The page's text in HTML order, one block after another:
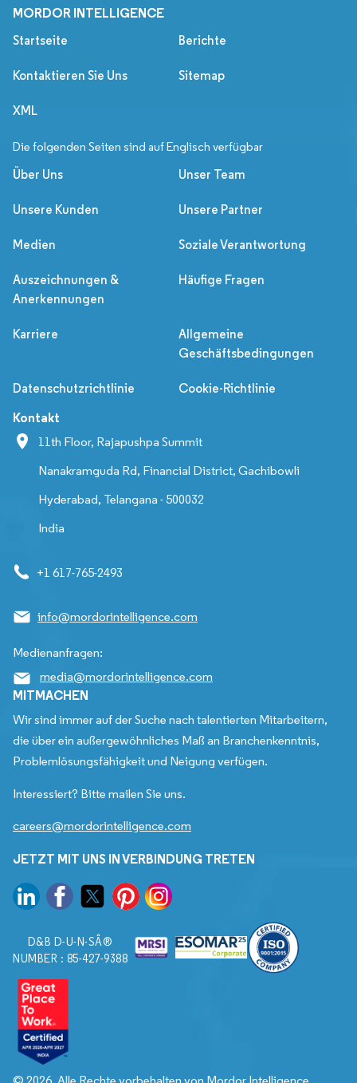
MORDOR INTELLIGENCE
Startseite Berichte
Kontaktieren Sie Uns Sitemap
XML
Die folgenden Seiten sind auf Englisch verfügbar
Über Uns Unser Team
Unsere Kunden Unsere Partner
Medien Soziale Verantwortung
Auszeichnungen &
Anerkennungen
Häufige Fragen
Karriere
Allgemeine
Geschäftsbedingungen
Datenschutzrichtlinie Cookie-Richtlinie
Kontakt
11th Floor, Rajapushpa Summit
Nanakramguda Rd, Financial District, Gachibowli
Hyderabad, Telangana - 500032
India
+1 617-765-2493
info@mordorintelligence.com
Medienanfragen:
media@mordorintelligence.com
MITMACHEN
Wir sind immer auf der Suche nach talentierten Mitarbeitern,
die über ein außergewöhnliches Maß an Branchenkenntnis,
Problemlösungsfähigkeit und Neigung verfügen.
Interessiert? Bitte mailen Sie uns.
careers@mordorintelligence.com
JETZT MIT UNS IN VERBINDUNG TRETEN
D&B D-U-N-SÂ®
NUMBER : 85-427-9388